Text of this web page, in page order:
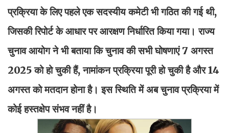
प्रक्रिया के लिए पहले एक सदस्यीय कमेटी भी गठित की गई थी,
जिसकी रिपोर्ट के आधार पर आरक्षण निर्धारित किया गया। राज्य
चुनाव आयोग ने भी बताया कि चुनाव की सभी घोषणाएं 7 अगस्त
2025 को हो चुकी हैं, नामांकन प्रक्रिया पूरी हो चुकी है और 14
अगस्त को मतदान होना है। इस स्थिति में अब चुनाव प्रक्रिया में
कोई हस्तक्षेप संभव नहीं है।